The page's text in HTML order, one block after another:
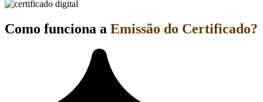
Como funciona a Emissão do Certificado?